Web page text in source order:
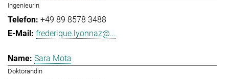
Ingenieurin
+49 89 8578 3488
frederique.lyonnaz@...
Sara Mota
Doktorandin